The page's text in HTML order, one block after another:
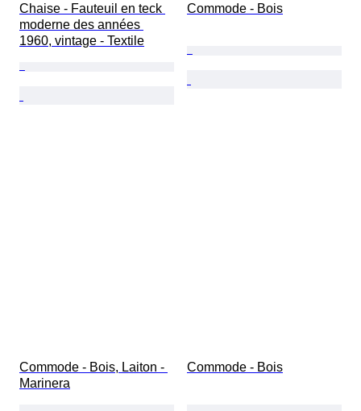
Chaise - Fauteuil en teck
moderne des années
1960, vintage - Textile
Commode - Bois
Commode - Bois, Laiton -
Marinera
Commode - Bois